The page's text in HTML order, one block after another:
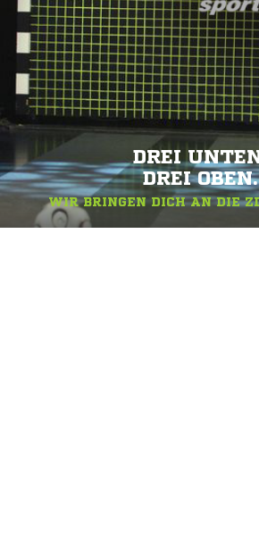
DREI
DREI OBEN.
WIR BRINGEN DICH AN DIE